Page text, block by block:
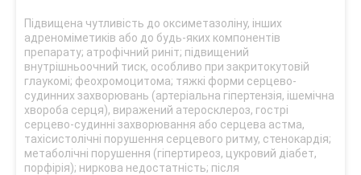
Підвищена чутливість до оксиметазоліну, інших
адреноміметиків або до будь-яких компонентів
препарату; атрофічний риніт; підвищений
внутрішньоочний тиск, особливо при закритокутовій
глаукомі; феохромоцитома; тяжкі форми серцево-
судинних захворювань (артеріальна гіпертензія, ішемічна
хвороба серця), виражений атеросклероз, гострі
серцево-судинні захворювання або серцева астма,
тахісистолічні порушення серцевого ритму, стенокардія;
метаболічні порушення (гіпертиреоз, цукровий діабет,
порфірія); ниркова недостатність; після